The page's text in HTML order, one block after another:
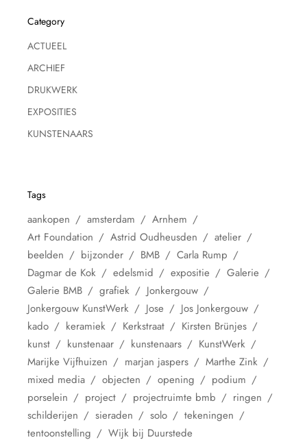
Category
ACTUEEL
ARCHIEF
DRUKWERK
EXPOSITIES
KUNSTENAARS
Tags
aankopen amsterdam
Arnhem
Art Foundation
Astrid Oudheusden
atelier
beelden
bijzonder BMB
Carla Rump
Dagmar de Kok
edelsmid expositie
Galerie
Galerie BMB
grafiek
Jonkergouw
Jonkergouw KunstWerk
Jose
Jos Jonkergouw
kado
keramiek Kerkstraat
Kirsten Brünjes
kunst
kunstenaar kunstenaars
KunstWerk
Marijke Vijfhuizen
marjan jaspers
Marthe Zink
mixed media
objecten opening
podium
porselein
project projectruimte bmb
ringen
schilderijen
sieraden solo
tekeningen
tentoonstelling
Wijk bij Duurstede